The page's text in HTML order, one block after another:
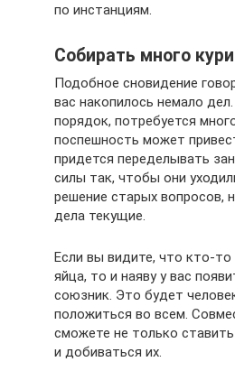
по инстанциям.
Собирать много
Подобное сновидение
вас накопилось немало
порядок, потребуется
поспешность может
придется переделывать
силы так, чтобы они
решение старых вопросов,
дела текущие.
Если вы видите, что кто-
яйца, то и наяву у вас
союзник. Это будет
положиться во всем.
сможете не только
и добиваться их.